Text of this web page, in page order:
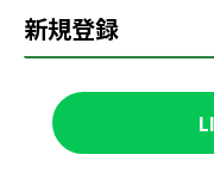
新規登録